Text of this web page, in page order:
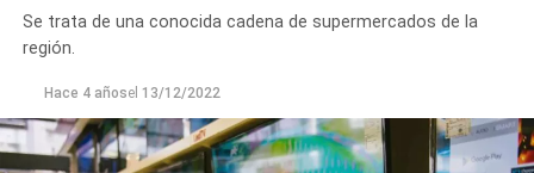
Se trata de una conocida cadena de supermercados de la
región.
Hace 4 añosel 13/12/2022